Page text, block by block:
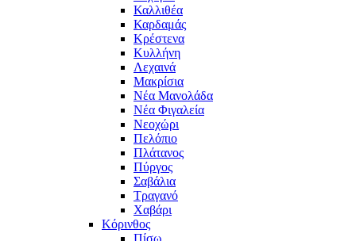
Καλλιθέα
Καρδαμάς
Κρέστενα
Κυλλήνη
Λεχαινά
Μακρίσια
Νέα Μανολάδα
Νέα Φιγαλεία
Νεοχώρι
Πελόπιο
Πλάτανος
Πύργος
Σαβάλια
Τραγανό
Χαβάρι
Κόρινθος
Πίσω